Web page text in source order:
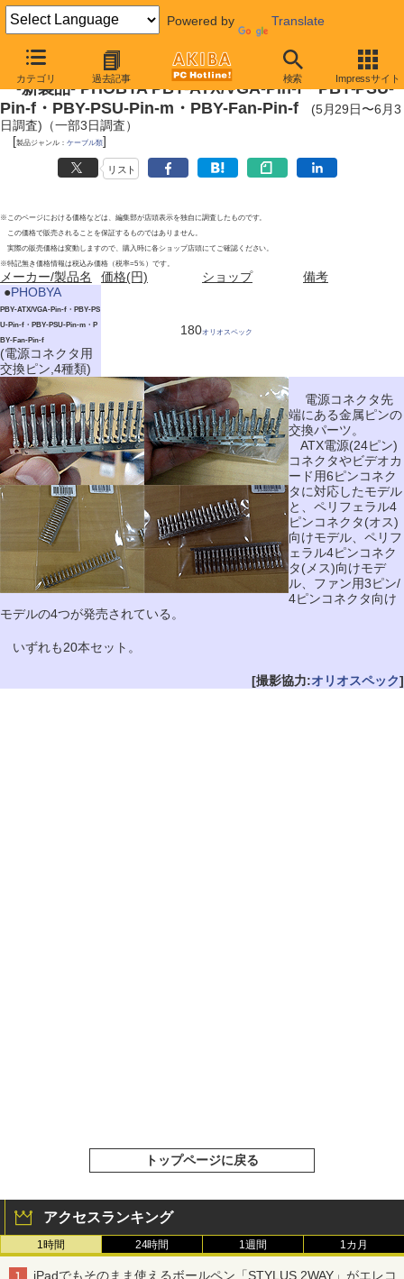
Powered by Translate
カテゴリ 過去記事 検索 Impressサイト
2012年6月3日
-新製品- PHOBYA PBY-ATX/VGA-Pin-f・PBY-PSU-
Pin-f・PBY-PSU-Pin-m・PBY-Fan-Pin-f(5月29日〜6月3
日調査)（一部3日調査）
[製品ジャンル： ケーブル類]
リスト
※このページにおける価格などは、編集部が店頭表示を独自に調査したものです。
この価格で販売されることを保証するものではありません。
実際の販売価格は変動しますので、購入時に各ショップ店頭にてご確認ください。
※特記無き価格情報は税込み価格（税率=5％）です。
メーカー/製品名 価格(円) ショップ
備考
●PHOBYA
PBY-ATX/VGA-Pin-f・PBY-PS
U-Pin-f・PBY-PSU-Pin-m・P
BY-Fan-Pin-f
(電源コネクタ用
交換ピン,4種類)
180オリオスペック
電源コネクタ先
端にある金属ピンの
交換パーツ。
ATX電源(24ピン)
コネクタやビデオカ
ード用6ピンコネク
タに対応したモデル
と、ペリフェラル4
ピンコネクタ(オス)
向けモデル、ペリフ
ェラル4ピンコネク
タ(メス)向けモデ
ル、ファン用3ピン/
4ピンコネクタ向け
モデルの4つが発売されている。
いずれも20本セット。
[撮影協力:オリオスペック]
トップページに戻る
アクセスランキング
1時間 24時間 1週間 1カ月
iPadでもそのまま使えるボールペン「STYLUS 2WAY」がエレコ